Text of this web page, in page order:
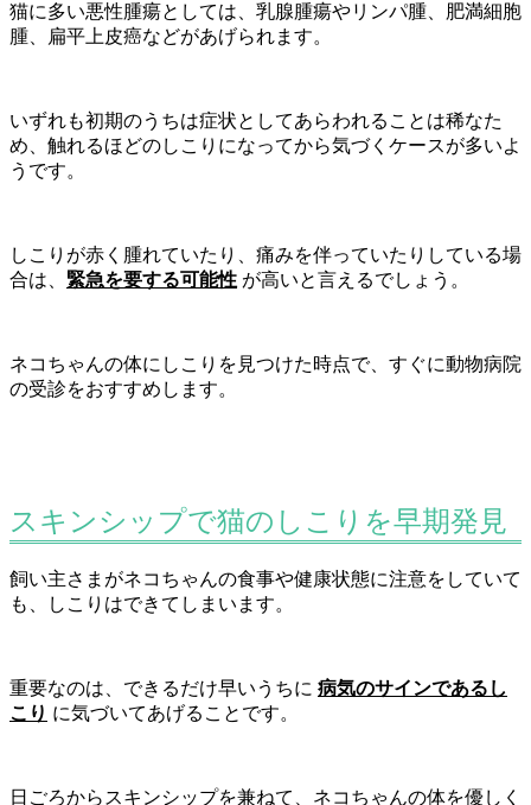
猫に多い悪性腫瘍としては、乳腺腫瘍やリンパ腫、肥満細胞
腫、扁平上皮癌などがあげられます。
いずれも初期のうちは症状としてあらわれることは稀なた
め、触れるほどのしこりになってから気づくケースが多いよ
うです。
しこりが赤く腫れていたり、痛みを伴っていたりしている場
合は、 緊急を要する可能性 が高いと言えるでしょう。
ネコちゃんの体にしこりを見つけた時点で、すぐに動物病院
の受診をおすすめします。
スキンシップで猫のしこりを早期発見
飼い主さまがネコちゃんの食事や健康状態に注意をしていて
も、しこりはできてしまいます。
重要なのは、できるだけ早いうちに 病気のサインであるし
こり に気づいてあげることです。
日ごろからスキンシップを兼ねて、ネコちゃんの体を優しく